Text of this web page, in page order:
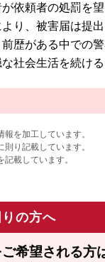
依頼者の処罰を
り、被害届は提
歴がある中での
社会生活を続ける
を加工しています。
り記載しています。
載しています。
の方へ
希望される方